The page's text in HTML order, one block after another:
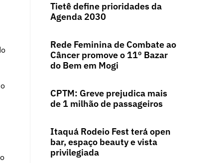
Tietê define prioridades da
Agenda 2030
Rede Feminina de Combate ao
Câncer promove o 11º Bazar
do Bem em Mogi
CPTM: Greve prejudica mais
de 1 milhão de passageiros
Itaquá Rodeio Fest terá open
bar, espaço beauty e vista
privilegiada